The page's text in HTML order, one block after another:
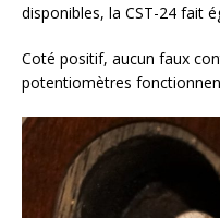
disponibles, la CST-24 fait
Coté positif, aucun faux
potentiomètres